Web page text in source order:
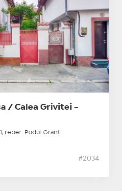
/ Calea Grivitei -
reper: Podul Grant
#2034